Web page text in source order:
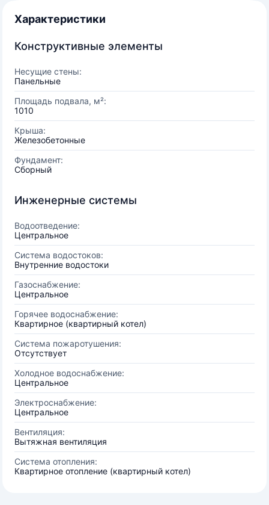
Характеристики
Конструктивные элементы
Несущие стены:
Панельные
Площадь подвала, м²:
1010
Крыша:
Железобетонные
Фундамент:
Сборный
Инженерные системы
Водоотведение:
Центральное
Система водостоков:
Внутренние водостоки
Газоснабжение:
Центральное
Горячее водоснабжение:
Квартирное (квартирный котел)
Система пожаротушения:
Отсутствует
Холодное водоснабжение:
Центральное
Электроснабжение:
Центральное
Вентиляция:
Вытяжная вентиляция
Система отопления:
Квартирное отопление (квартирный котел)